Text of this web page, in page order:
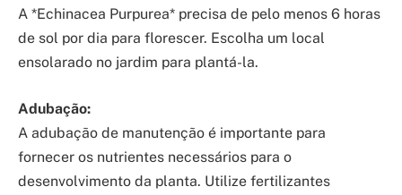
A *Echinacea Purpurea* precisa de pelo menos 6 horas
de sol por dia para florescer. Escolha um local
ensolarado no jardim para plantá-la.
Adubação:
A adubação de manutenção é importante para
fornecer os nutrientes necessários para o
desenvolvimento da planta. Utilize fertilizantes